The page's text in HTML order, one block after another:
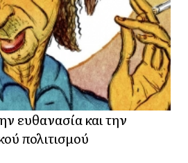
ευθανασία και την
πολιτισμού